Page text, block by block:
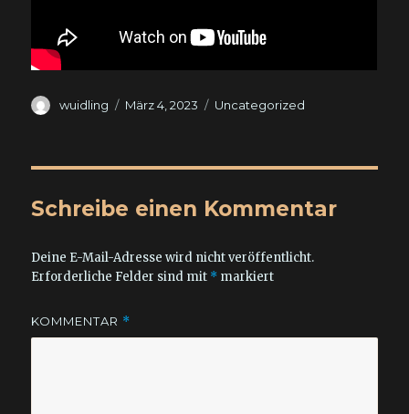
Autor
wuidling
Veröffentlicht
März 4, 2023 Kategorien
Uncategorized
Schreibe einen Kommentar
Deine E-Mail-Adresse wird nicht veröffentlicht.
Erforderliche Felder sind mit * markiert
KOMMENTAR *